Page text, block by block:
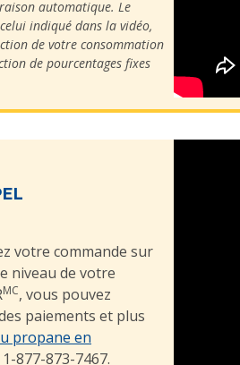
automatique. Le
indiqué dans la vidéo,
de votre consommation
de pourcentages fixes
votre commande sur
niveau de votre
MC, vous pouvez
paiements et plus
propane en
877-873-7467.